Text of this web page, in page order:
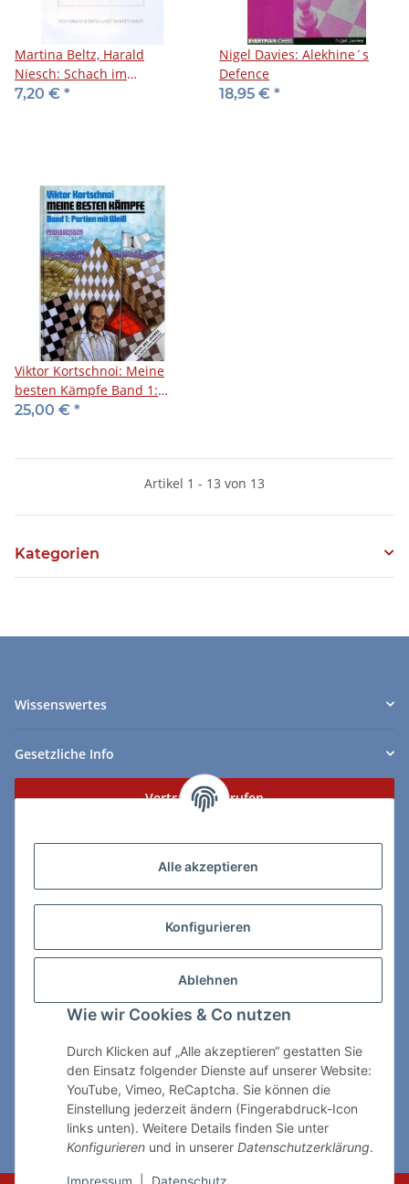
Alle akzeptieren
Konfigurieren
Ablehnen
Wie wir Cookies & Co nutzen
Durch Klicken auf „Alle akzeptieren“ gestatten Sie
den Einsatz folgender Dienste auf unserer Website:
YouTube, Vimeo, ReCaptcha. Sie können die
Einstellung jederzeit ändern (Fingerabdruck-Icon
links unten). Weitere Details finden Sie unter
Konfigurieren und in unserer Datenschutzerklärung.
Impressum Datenschutz
Martina Beltz, Harald
Niesch: Schach im
Kindergarten
7,20 € *
Nigel Davies: Alekhine´s
Defence
18,95 € *
Viktor Kortschnoi: Meine
besten Kämpfe Band 1:
Partien mit Weiß
25,00 € *
Artikel 1 - 13 von 13
Kategorien
Wissenswertes
Gesetzliche Info
Vertrag widerrufen
ChessWare Schachversand
89264 Weissenhorn
Telefon: 0 7309 / 7999
shop@chessware.de
* Alle Preise inkl. gesetzlicher USt., zzgl.Versand